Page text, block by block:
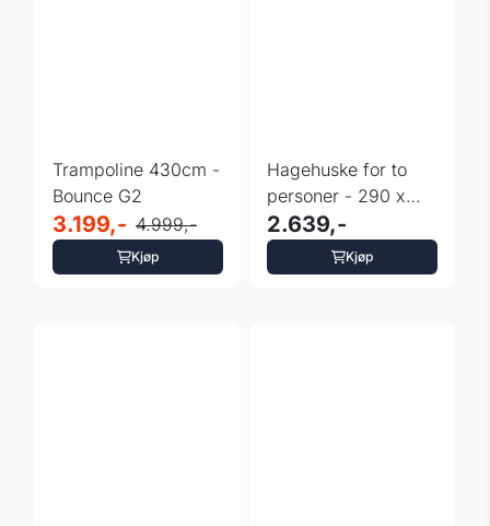
Trampoline 430cm -
Bounce G2
3.199,- 4.999,-
Kjøp
Hagehuske for to
personer - 290 x
180 x 200 cm
2.639,-
Kjøp